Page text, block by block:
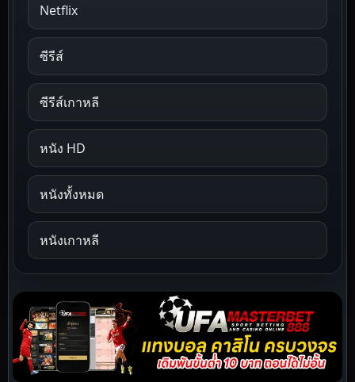
Netflix
ซีรีส์
ซีรีส์เกาหลี
หนัง HD
หนังทั้งหมด
หนังเกาหลี